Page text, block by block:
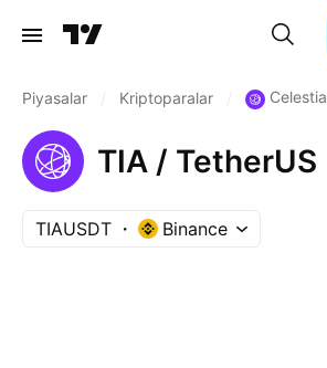
Piyasalar Kriptoparalar Celestia
TIA / TetherUS
TIAUSDT Binance